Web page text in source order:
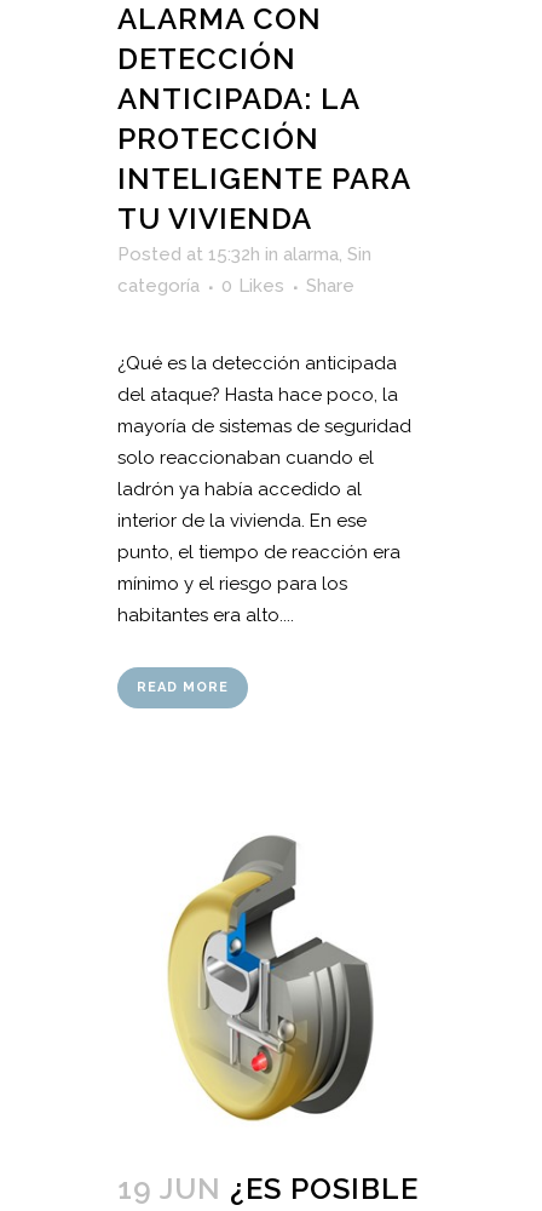
ALARMA CON
DETECCIÓN
ANTICIPADA: LA
PROTECCIÓN
INTELIGENTE PARA
TU VIVIENDA
Posted at 15:32h in alarma, Sin
categoría
0 Likes Share
¿Qué es la detección anticipada
del ataque? Hasta hace poco, la
mayoría de sistemas de seguridad
solo reaccionaban cuando el
ladrón ya había accedido al
interior de la vivienda. En ese
punto, el tiempo de reacción era
mínimo y el riesgo para los
habitantes era alto....
READ MORE
19 JUN ¿ES POSIBLE